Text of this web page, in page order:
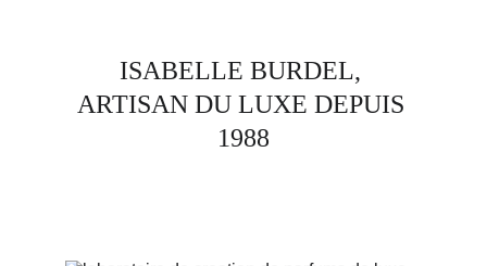
ISABELLE BURDEL,
ARTISAN DU LUXE DEPUIS
1988